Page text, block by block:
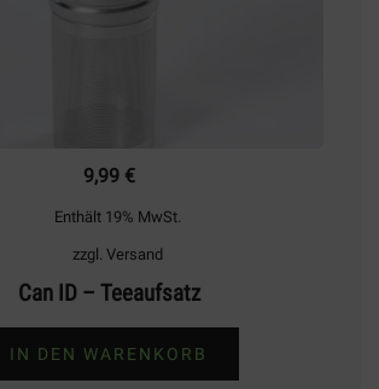
9,99 €
Enthält 19% MwSt.
zzgl. Versand
Can ID – Teeaufsatz
IN DEN WARENKORB